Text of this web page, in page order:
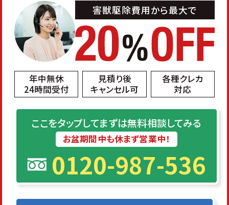
害獣駆除費用から最大で
年中無休
24時間受付
見積り後
キャンセル可
各種クレカ
対応
ここをタップしてまずは無料相談してみる
お盆期間中も休まず営業中！
0120-987-536